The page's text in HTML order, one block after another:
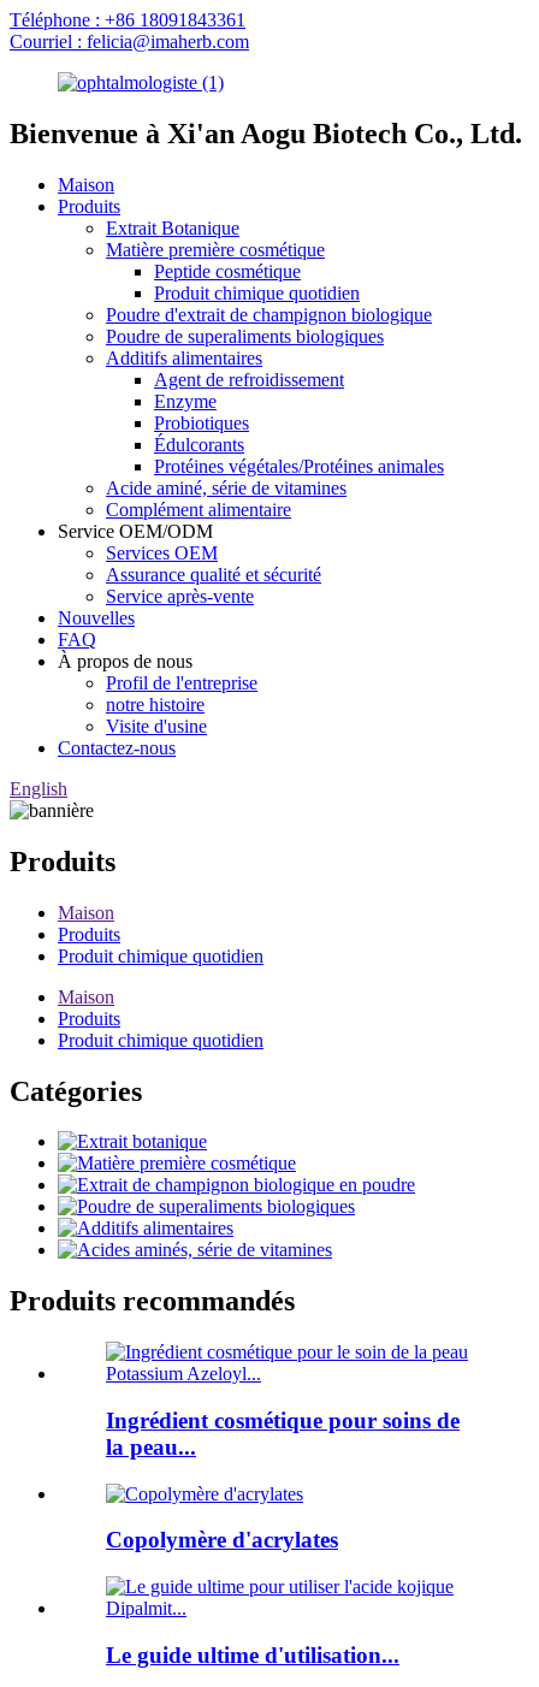
Téléphone : +86 18091843361
Courriel : felicia@imaherb.com
Bienvenue à Xi'an Aogu Biotech Co., Ltd.
Maison
Produits
Extrait Botanique
Matière première cosmétique
Peptide cosmétique
Produit chimique quotidien
Poudre d'extrait de champignon biologique
Poudre de superaliments biologiques
Additifs alimentaires
Agent de refroidissement
Enzyme
Probiotiques
Édulcorants
Protéines végétales/Protéines animales
Acide aminé, série de vitamines
Complément alimentaire
Service OEM/ODM
Services OEM
Assurance qualité et sécurité
Service après-vente
Nouvelles
FAQ
À propos de nous
Profil de l'entreprise
notre histoire
Visite d'usine
Contactez-nous
English
Produits
Maison
Produits
Produit chimique quotidien
Maison
Produits
Produit chimique quotidien
Catégories
Produits recommandés
Ingrédient cosmétique pour soins de
la peau...
Copolymère d'acrylates
Le guide ultime d'utilisation...